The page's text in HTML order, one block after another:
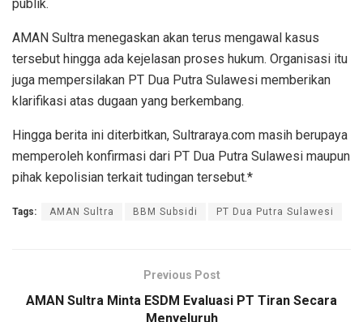
publik.
AMAN Sultra menegaskan akan terus mengawal kasus
tersebut hingga ada kejelasan proses hukum. Organisasi itu
juga mempersilakan PT Dua Putra Sulawesi memberikan
klarifikasi atas dugaan yang berkembang.
Hingga berita ini diterbitkan, Sultraraya.com masih berupaya
memperoleh konfirmasi dari PT Dua Putra Sulawesi maupun
pihak kepolisian terkait tudingan tersebut.*
Tags: AMAN Sultra BBM Subsidi PT Dua Putra Sulawesi
Previous Post
AMAN Sultra Minta ESDM Evaluasi PT Tiran Secara
Menyeluruh